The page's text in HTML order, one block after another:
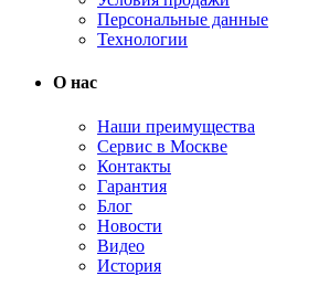
Персональные данные
Технологии
О нас
Наши преимущества
Сервис в Москве
Контакты
Гарантия
Блог
Новости
Видео
История